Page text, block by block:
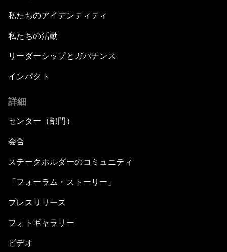
私たちのアイデンティティ
私たちの活動
リーダーシップとガバナンス
インパクト
詳細
センター（部門）
会合
ステークホルダーのコミュニティ
「フォーラム・ストーリー」
プレスリリース
フォトギャラリー
ビデオ